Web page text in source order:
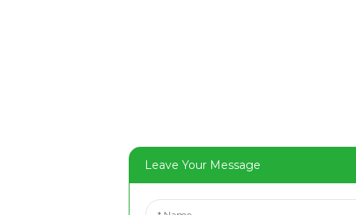
Leave Your Message